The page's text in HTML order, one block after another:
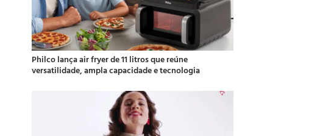
Philco lança air fryer de 11 litros que reúne
versatilidade, ampla capacidade e tecnologia